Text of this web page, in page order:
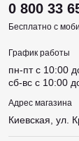
0 800 33
Бесплатно с
График работы
пн-пт c 10:00
сб-вс c 10:00
Адрес магазина
Киевская, ул.